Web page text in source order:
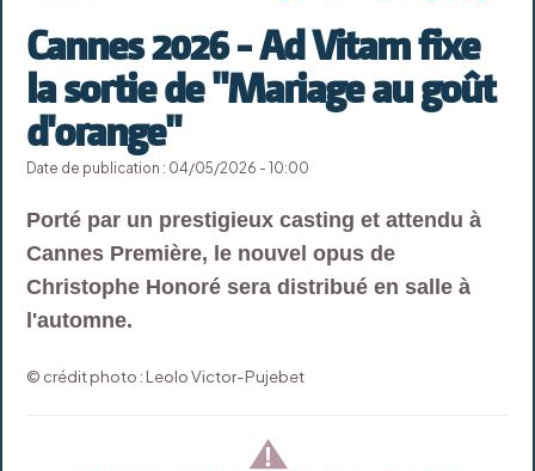
Cannes 2026 - Ad Vitam fixe
la sortie de "Mariage au goût
d'orange"
Date de publication : 04/05/2026 - 10:00
Porté par un prestigieux casting et attendu à
Cannes Première, le nouvel opus de
Christophe Honoré sera distribué en salle à
l'automne.
© crédit photo : Leolo Victor-Pujebet